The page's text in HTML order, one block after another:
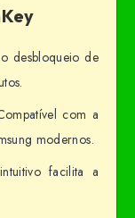
desbloqueio de
com a
modernos.
facilita a